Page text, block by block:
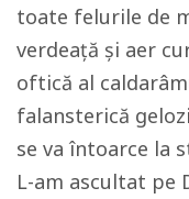
toate felurile de
verdeaţă şi aer
oftică al
falansterică
se va întoarce la
L-am ascultat pe